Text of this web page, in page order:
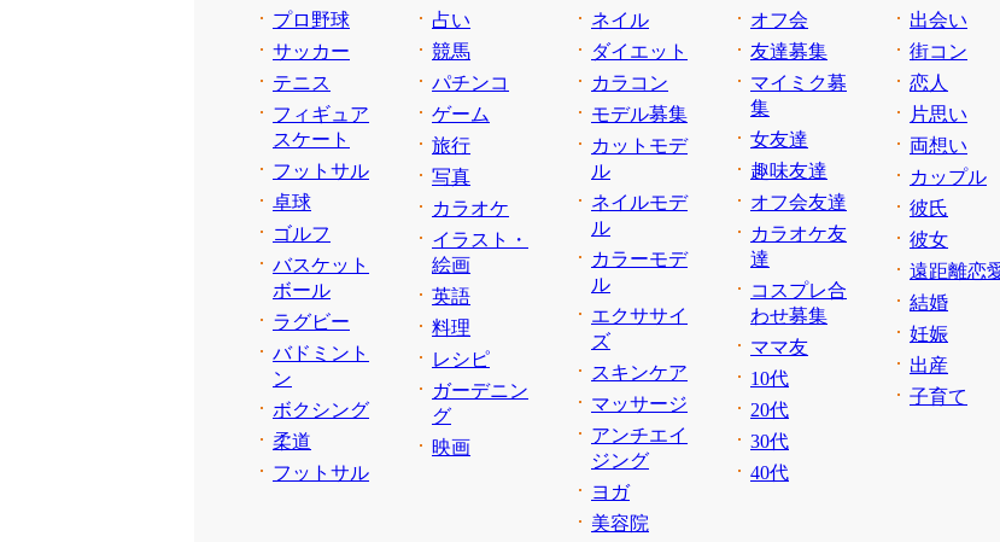
プロ野球
サッカー
テニス
フィギュア
スケート
フットサル
卓球
ゴルフ
バスケット
ボール
ラグビー
バドミント
ン
ボクシング
柔道
フットサル
占い
競馬
パチンコ
ゲーム
旅行
写真
カラオケ
イラスト・
絵画
英語
料理
レシピ
ガーデニン
グ
映画
ネイル
ダイエット
カラコン
モデル募集
カットモデ
ル
ネイルモデ
ル
カラーモデ
ル
エクササイ
ズ
スキンケア
マッサージ
アンチエイ
ジング
ヨガ
美容院
オフ会
友達募集
マイミク募
集
女友達
趣味友達
オフ会友達
カラオケ友
達
コスプレ合
わせ募集
ママ友
10代
20代
30代
40代
出会い
街コン
恋人
片思い
両想い
カップル
彼氏
彼女
遠距離恋
結婚
妊娠
出産
子育て